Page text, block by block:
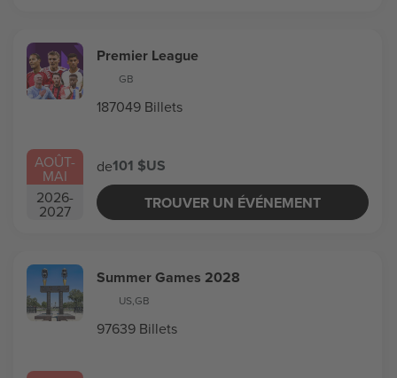
AOÛT-
MAI
2026-
2027
Premier League
GB
187049 Billets
de101 $US
TROUVER UN ÉVÉNEMENT
Summer Games 2028
US,GB
97639 Billets